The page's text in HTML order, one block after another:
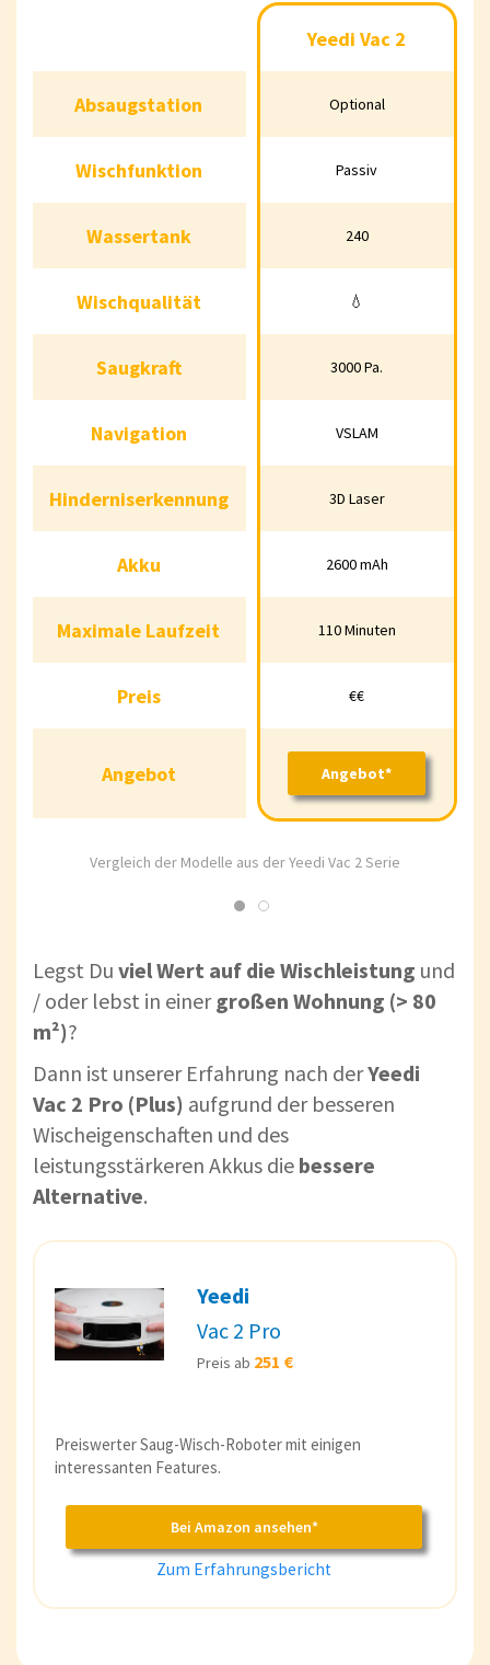
Yeedi Vac 2
Absaugstation Optional
Wischfunktion Passiv
Wassertank 240
Wischqualität
Saugkraft 3000 Pa.
Navigation VSLAM
Hinderniserkennung 3D Laser
Akku 2600 mAh
Maximale Laufzeit 110 Minuten
Preis
Angebot
Yeedi Vac 2
Optional
Passiv
240
💧
3000 Pa.
VSLAM
3D Laser
2600 mAh
110 Minuten
€€
Angebot*
Absaugstation
Wischfunktion
Wassertank
Wischqualität
Saugkraft
Navigation
Hinderniserkennung
Akku
Maximale Laufzeit
Preis
Angebot
Vergleich der Modelle aus der Yeedi Vac 2 Serie
Legst Du viel Wert auf die Wischleistung und
/ oder lebst in einer großen Wohnung (> 80
m²)?
Dann ist unserer Erfahrung nach derYeedi
Vac 2 Pro (Plus) aufgrund der besseren
Wischeigenschaften und des
leistungsstärkeren Akkus die bessere
Alternative.
Yeedi
Vac 2 Pro
Preis ab 251 €
Preiswerter Saug-Wisch-Roboter mit einigen
interessanten Features.
Bei Amazon ansehen*
Zum Erfahrungsbericht